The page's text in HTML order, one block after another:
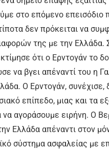
στο επόμενο επεισόδιο
δεν πρόκειται να
της με την
ότι ο Ερντογάν το
να βγει απέναντί του η
Ο Ερντογάν, συνέχισε,
επίπεδο, μιας και τα
να αγοράσουμε ειρήνη. Ο
Ελλάδα απέναντι στον
σύστημα ασφαλείας με